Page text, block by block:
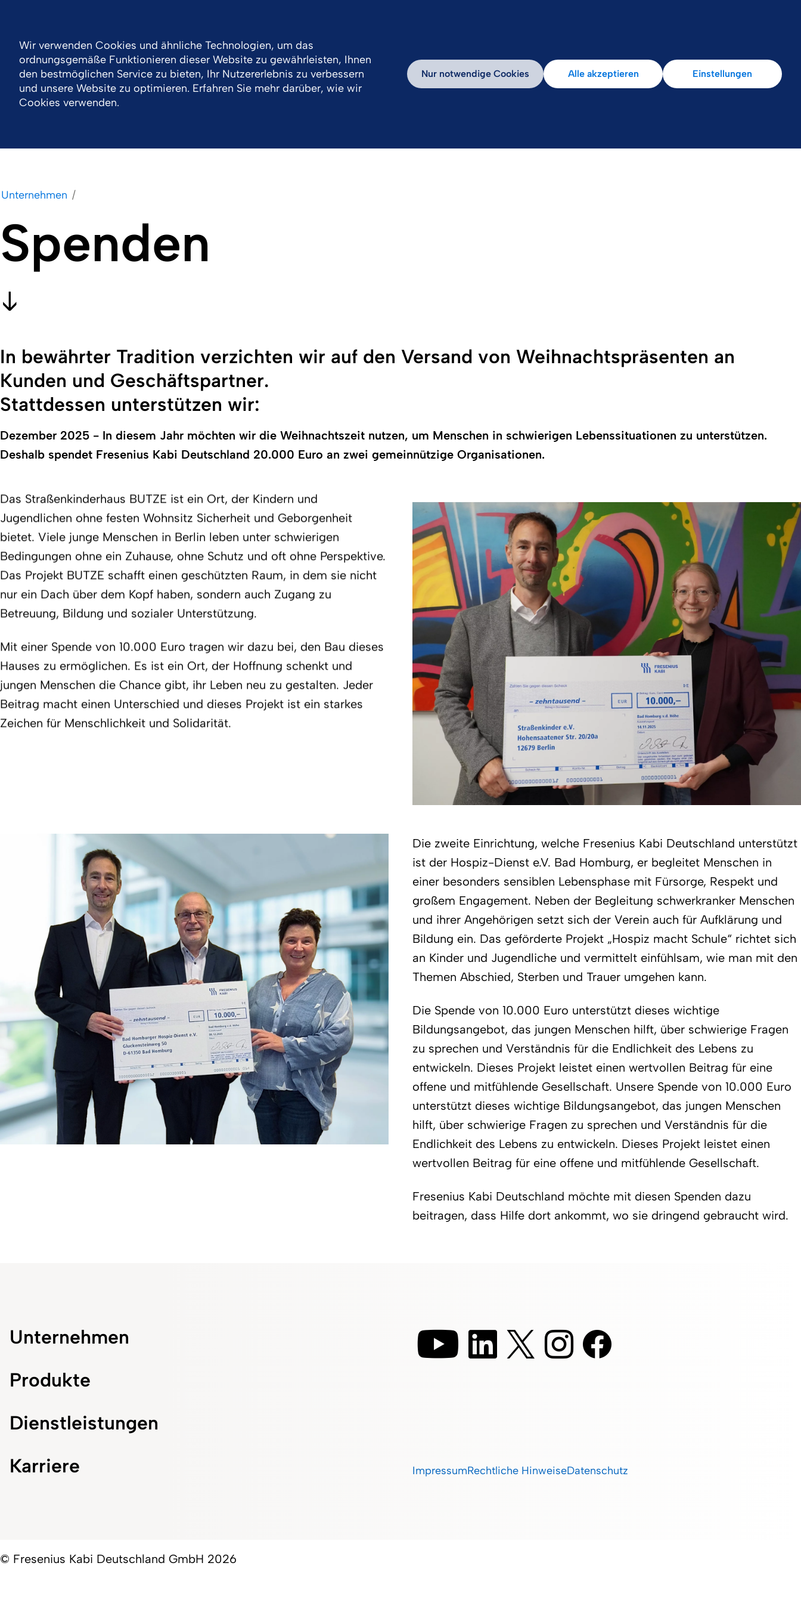
Unternehmen Produkte Dienstleistungen Karriere
Unternehmen
Spenden
In bewährter Tradition verzichten wir auf den Versand von Weihnachtspräsenten an
Kunden und Geschäftspartner.
Stattdessen unterstützen wir:
Dezember 2025 - In diesem Jahr möchten wir die Weihnachtszeit nutzen, um Menschen in schwierigen Lebenssituationen zu unterstützen.
Deshalb spendet Fresenius Kabi Deutschland 20.000 Euro an zwei gemeinnützige Organisationen.
Das Straßenkinderhaus BUTZE ist ein Ort, der Kindern und
Jugendlichen ohne festen Wohnsitz Sicherheit und Geborgenheit
bietet. Viele junge Menschen in Berlin leben unter schwierigen
Bedingungen ohne ein Zuhause, ohne Schutz und oft ohne Perspektive.
Das Projekt BUTZE schafft einen geschützten Raum, in dem sie nicht
nur ein Dach über dem Kopf haben, sondern auch Zugang zu
Betreuung, Bildung und sozialer Unterstützung.
Mit einer Spende von 10.000 Euro tragen wir dazu bei, den Bau dieses
Hauses zu ermöglichen. Es ist ein Ort, der Hoffnung schenkt und
jungen Menschen die Chance gibt, ihr Leben neu zu gestalten. Jeder
Beitrag macht einen Unterschied und dieses Projekt ist ein starkes
Zeichen für Menschlichkeit und Solidarität.
Die zweite Einrichtung, welche Fresenius Kabi Deutschland unterstützt
ist der Hospiz-Dienst e.V. Bad Homburg, er begleitet Menschen in
einer besonders sensiblen Lebensphase mit Fürsorge, Respekt und
großem Engagement. Neben der Begleitung schwerkranker Menschen
und ihrer Angehörigen setzt sich der Verein auch für Aufklärung und
Bildung ein. Das geförderte Projekt „Hospiz macht Schule“ richtet sich
an Kinder und Jugendliche und vermittelt einfühlsam, wie man mit den
Themen Abschied, Sterben und Trauer umgehen kann.
Die Spende von 10.000 Euro unterstützt dieses wichtige
Bildungsangebot, das jungen Menschen hilft, über schwierige Fragen
zu sprechen und Verständnis für die Endlichkeit des Lebens zu
entwickeln. Dieses Projekt leistet einen wertvollen Beitrag für eine
offene und mitfühlende Gesellschaft. Unsere Spende von 10.000 Euro
unterstützt dieses wichtige Bildungsangebot, das jungen Menschen
hilft, über schwierige Fragen zu sprechen und Verständnis für die
Endlichkeit des Lebens zu entwickeln. Dieses Projekt leistet einen
wertvollen Beitrag für eine offene und mitfühlende Gesellschaft.
Fresenius Kabi Deutschland möchte mit diesen Spenden dazu
beitragen, dass Hilfe dort ankommt, wo sie dringend gebraucht wird.
Unternehmen
Produkte
Dienstleistungen
Karriere
ImpressumRechtliche HinweiseDatenschutz
© Fresenius Kabi Deutschland GmbH 2026
Wir verwenden Cookies und ähnliche Technologien, um das
ordnungsgemäße Funktionieren dieser Website zu gewährleisten, Ihnen
den bestmöglichen Service zu bieten, Ihr Nutzererlebnis zu verbessern
und unsere Website zu optimieren. Erfahren Sie mehr darüber, wie wir
Cookies verwenden.
Nur notwendige Cookies Alle akzeptieren Einstellungen